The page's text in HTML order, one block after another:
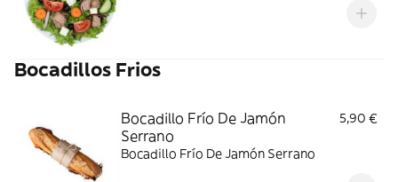
Bocadillos Frios
Bocadillo Frío De Jamón
Serrano
5,90 €
Bocadillo Frío De Jamón Serrano